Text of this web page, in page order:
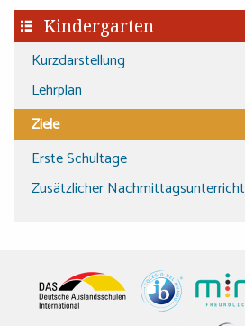
Kindergarten
Kurzdarstellung
Lehrplan
Ziele
Erste Schultage
Zusätzlicher Nachmittagsunterricht